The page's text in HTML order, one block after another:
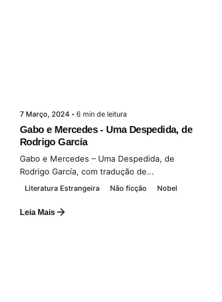
7 Março, 2024 6 min de leitura
Gabo e Mercedes - Uma Despedida, de
Rodrigo García
Gabo e Mercedes – Uma Despedida, de
Rodrigo García, com tradução de...
Literatura Estrangeira Não ficção Nobel
Leia Mais